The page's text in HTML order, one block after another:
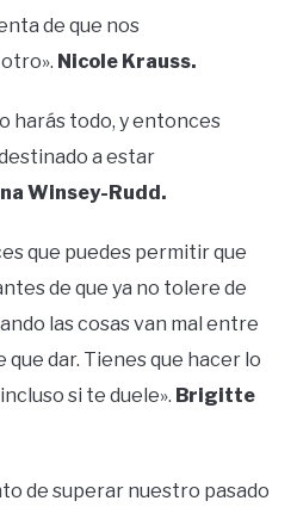
de que nos
Nicole Krauss.
harás todo, y entonces
a estar
Winsey-Rudd.
que puedes permitir que
de que ya no tolere de
las cosas van mal entre
dar. Tienes que hacer lo
si te duele». Brigitte
de superar nuestro pasado